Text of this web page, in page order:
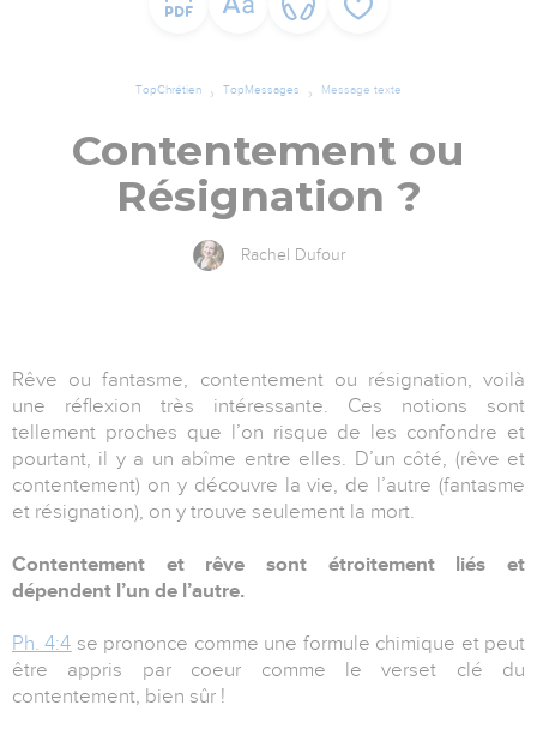
TopChrétien TopMessages Message texte
Contentement ou
Résignation ?
Rachel Dufour
Rêve ou fantasme, contentement ou résignation, voilà
une réflexion très intéressante. Ces notions sont
tellement proches que l’on risque de les confondre et
pourtant, il y a un abîme entre elles. D’un côté, (rêve et
contentement) on y découvre la vie, de l’autre (fantasme
et résignation), on y trouve seulement la mort.
Contentement et rêve sont étroitement liés et
dépendent l’un de l’autre.
Ph. 4:4 se prononce comme une formule chimique et peut
être appris par coeur comme le verset clé du
contentement, bien sûr !